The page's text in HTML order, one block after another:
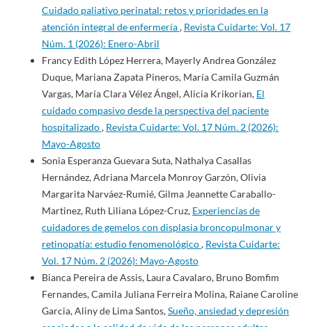
Cuidado paliativo perinatal: retos y prioridades en la
atención integral de enfermería, Revista Cuidarte: Vol. 17
Núm. 1 (2026): Enero-Abril
Francy Edith López Herrera, Mayerly Andrea González
Duque, Mariana Zapata Pineros, María Camila Guzmán
Vargas, María Clara Vélez Ángel, Alicia Krikorian, El
cuidado compasivo desde la perspectiva del paciente
hospitalizado, Revista Cuidarte: Vol. 17 Núm. 2 (2026):
Mayo-Agosto
Sonia Esperanza Guevara Suta, Nathalya Casallas
Hernández, Adriana Marcela Monroy Garzón, Olivia
Margarita Narváez-Rumié, Gilma Jeannette Caraballo-
Martinez, Ruth Liliana López-Cruz, Experiencias de
cuidadores de gemelos con displasia broncopulmonar y
retinopatía: estudio fenomenológico, Revista Cuidarte:
Vol. 17 Núm. 2 (2026): Mayo-Agosto
Bianca Pereira de Assis, Laura Cavalaro, Bruno Bomfim
Fernandes, Camila Juliana Ferreira Molina, Raiane Caroline
Garcia, Aliny de Lima Santos,Sueño, ansiedad y depresión